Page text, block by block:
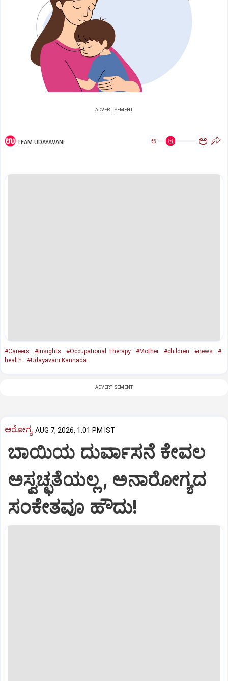
ADVERTISEMENT
TEAM UDAYAVANI ಅ ಅ
#Careers #Insights #Occupational Therapy #Mother #children #news
#
health
#Udayavani Kannada
ADVERTISEMENT
ಆರೋಗ್ಯ AUG 7, 2026, 1:01 PM IST
ಬಾಯಿಯ ದುರ್ವಾಸನೆ ಕೇವಲ
ಅಸ್ವಚ್ಛತೆಯಲ್ಲ , ಅನಾರೋಗ್ಯದ
ಸಂಕೇತವೂ ಹೌದು!